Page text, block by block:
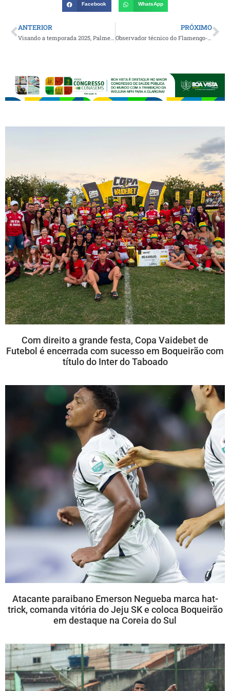
Facebook WhatsApp
ANTERIOR PRÓXIMO
Observador técnico do Flamengo-RJ realizará teste avaliativo na cidade do Congo na próxima quarta-feira; saiba como participar
Com direito a grande festa, Copa Vaidebet de
Futebol é encerrada com sucesso em Boqueirão com
título do Inter do Taboado
Atacante paraibano Emerson Negueba marca hat-
trick, comanda vitória do Jeju SK e coloca Boqueirão
em destaque na Coreia do Sul